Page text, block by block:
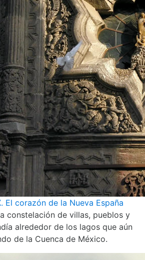
El corazón de la Nueva España
constelación de villas, pueblos y
alrededor de los lagos que aún
de la Cuenca de México.